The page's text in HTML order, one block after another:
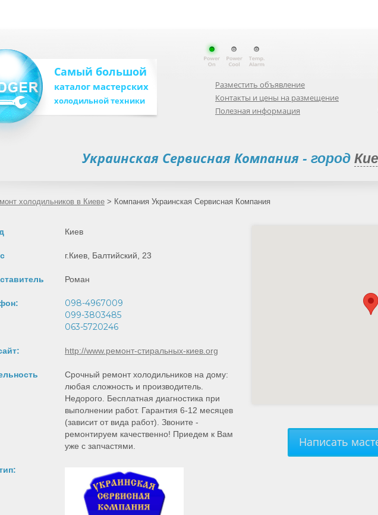
Самый большой
каталог мастерских
холодильной техники
Разместить объявление
Контакты и цены на размещение
Полезная информация
Украинская Сервисная Компания- город
холодильников в Киеве > Компания Украинская Сервисная Компания
Киев
г.Киев, Балтийский, 23
Роман
098-4967009
099-3803485
063-5720246
http://www.ремонт-стиральных-киев.org
Срочный ремонт холодильников на дому:
любая сложность и производитель.
Недорого. Бесплатная диагностика при
выполнении работ. Гарантия 6-12 месяцев
(зависит от вида работ). Звоните -
ремонтируем качественно! Приедем к Вам
уже с запчастями.
Написать